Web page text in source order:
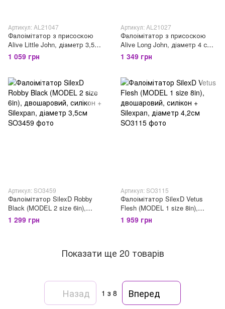
Артикул: AL21047
Фалоімітатор з присоскою
Alive Little John, діаметр 3,5
см, ПВХ, об'ємна голівка
1 059 грн
Артикул: AL21027
Фалоімітатор з присоскою
Alive Long John, діаметр 4 см,
ПВХ, конусоподібний
1 349 грн
Артикул: SO3459
Фалоімітатор SilexD Robby
Black (MODEL 2 size 6in),
двошаровий, силікон +
Silexpan, діаметр 3,5см
1 299 грн
Артикул: SO3115
Фалоімітатор SilexD Vetus
Flesh (MODEL 1 size 8in),
двошаровий, силікон +
Silexpan, діаметр 4,2см
1 959 грн
Показати ще 20 товарів
Назад 1 з 8 Вперед